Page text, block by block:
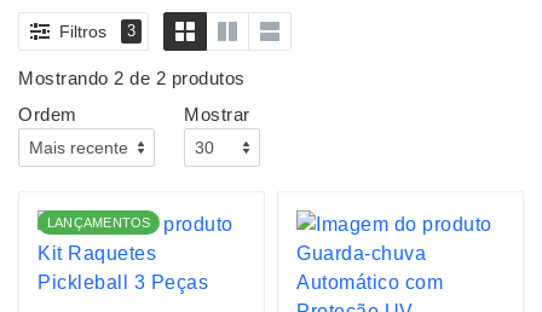
Filtros 3
Mostrando 2 de 2 produtos
Ordem
Mostrar
LANÇAMENTOS